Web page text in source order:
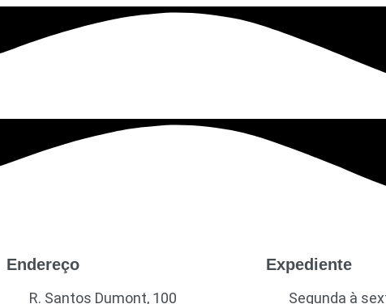
Endereço
R. Santos Dumont, 100
Expediente
Segunda à